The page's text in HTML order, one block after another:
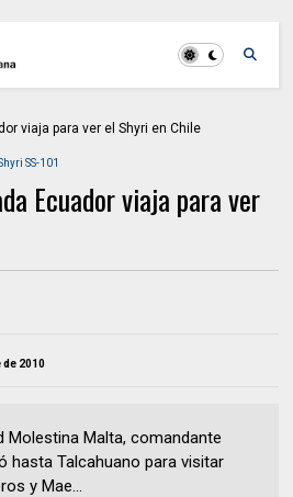
SS-101
Ecuador viaja para ver
2010
Molestina Malta, comandante
hasta Talcahuano para visitar
y Mae...